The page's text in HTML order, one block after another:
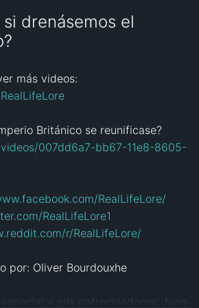
si drenásemos el
007dd6a7-bb67-11e8-8605-
RealLifeLore/
RealLifeLore1
r/RealLifeLore/
por: Oliver Bourdouxhe
a mis patrocinadores: Juan